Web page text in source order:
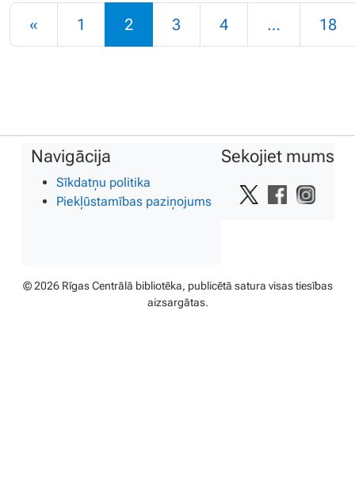
Rakstu navigācija
« 1 2 3 4 … 18
Navigācija
Sīkdatņu politika
Piekļūstamības paziņojums
Sekojiet mums
© 2026 Rīgas Centrālā bibliotēka, publicētā satura visas tiesības
aizsargātas.